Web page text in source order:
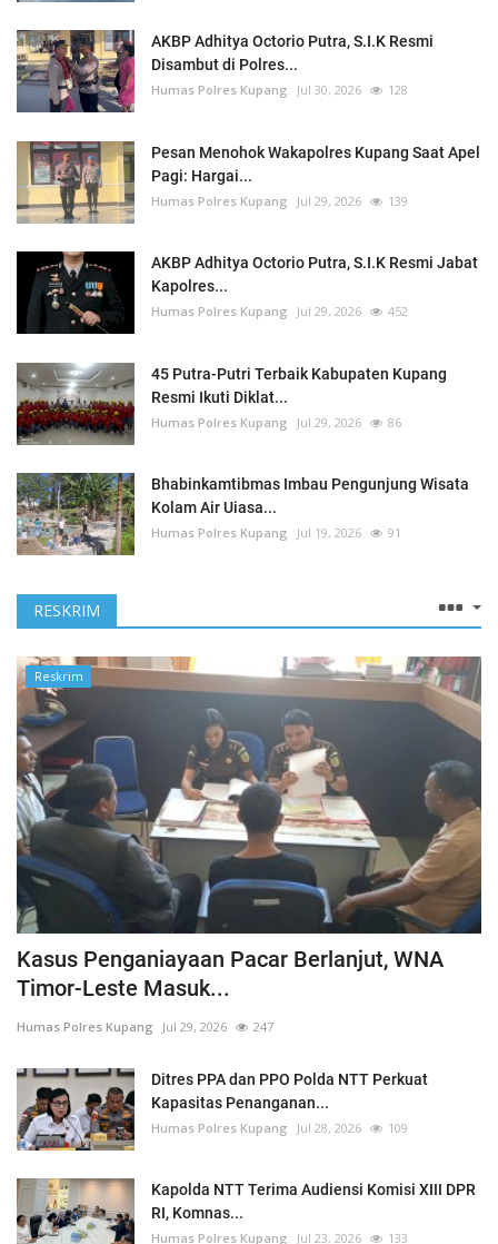
AKBP Adhitya Octorio Putra, S.I.K Resmi
Disambut di Polres...
Humas Polres Kupang Jul 30, 2026 128
Pesan Menohok Wakapolres Kupang Saat Apel
Pagi: Hargai...
Humas Polres Kupang Jul 29, 2026 139
AKBP Adhitya Octorio Putra, S.I.K Resmi Jabat
Kapolres...
Humas Polres Kupang Jul 29, 2026 452
45 Putra-Putri Terbaik Kabupaten Kupang
Resmi Ikuti Diklat...
Humas Polres Kupang Jul 29, 2026 86
Bhabinkamtibmas Imbau Pengunjung Wisata
Kolam Air Uiasa...
Humas Polres Kupang Jul 19, 2026 91
RESKRIM
Reskrim
Kasus Penganiayaan Pacar Berlanjut, WNA
Timor-Leste Masuk...
Humas Polres Kupang Jul 29, 2026 247
Ditres PPA dan PPO Polda NTT Perkuat
Kapasitas Penanganan...
Humas Polres Kupang Jul 28, 2026 109
Kapolda NTT Terima Audiensi Komisi XIII DPR
RI, Komnas...
Humas Polres Kupang Jul 23, 2026 133